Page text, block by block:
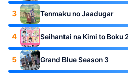
3 Tenmaku no Jaadugar
4 Seihantai na Kimi to Boku
5 Grand Blue Season 3